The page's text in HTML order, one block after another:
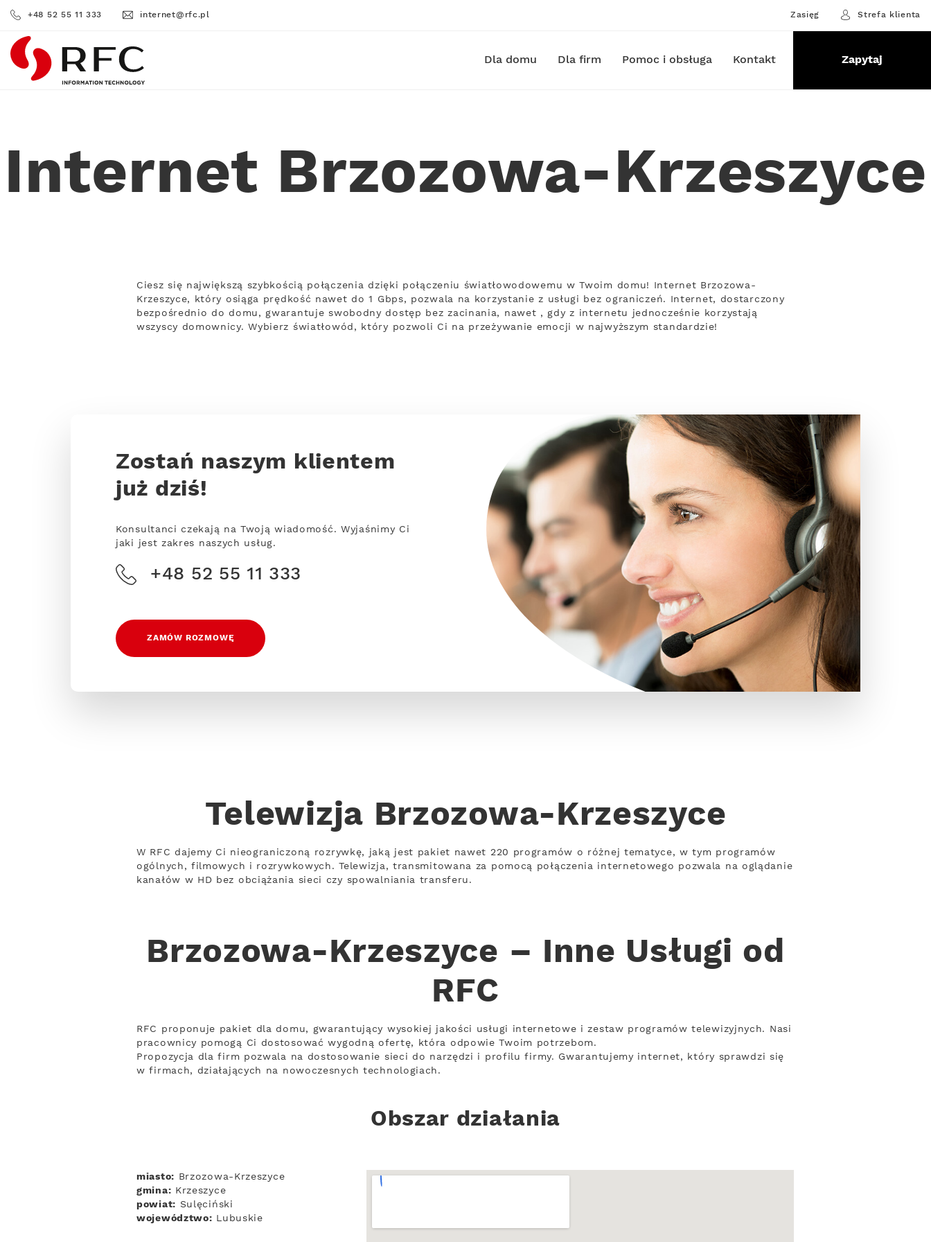
+48 52 55 11 333 internet@rfc.pl Zasięg Strefa klienta
RFC Dla domu Dla firm Pomoc i obsługa Kontakt Zapytaj
Internet Brzozowa-Krzeszyce
Ciesz się największą szybkością połączenia dzięki połączeniu światłowodowemu w Twoim domu! Internet Brzozowa-
Krzeszyce, który osiąga prędkość nawet do 1 Gbps, pozwala na korzystanie z usługi bez ograniczeń. Internet, dostarczony
bezpośrednio do domu, gwarantuje swobodny dostęp bez zacinania, nawet , gdy z internetu jednocześnie korzystają
wszyscy domownicy. Wybierz światłowód, który pozwoli Ci na przeżywanie emocji w najwyższym standardzie!
Zostań naszym klientem
już dziś!
Konsultanci czekają na Twoją wiadomość. Wyjaśnimy Ci
jaki jest zakres naszych usług.
+48 52 55 11 333
ZAMÓW ROZMOWĘ
Telewizja Brzozowa-Krzeszyce
W RFC dajemy Ci nieograniczoną rozrywkę, jaką jest pakiet nawet 220 programów o różnej tematyce, w tym programów
ogólnych, filmowych i rozrywkowych. Telewizja, transmitowana za pomocą połączenia internetowego pozwala na oglądanie
kanałów w HD bez obciążania sieci czy spowalniania transferu.
Brzozowa-Krzeszyce – Inne Usługi od
RFC
RFC proponuje pakiet dla domu, gwarantujący wysokiej jakości usługi internetowe i zestaw programów telewizyjnych. Nasi
pracownicy pomogą Ci dostosować wygodną ofertę, która odpowie Twoim potrzebom.
Propozycja dla firm pozwala na dostosowanie sieci do narzędzi i profilu firmy. Gwarantujemy internet, który sprawdzi się
w firmach, działających na nowoczesnych technologiach.
Obszar działania
miasto: Brzozowa-Krzeszyce
gmina: Krzeszyce
powiat: Sulęciński
województwo: Lubuskie